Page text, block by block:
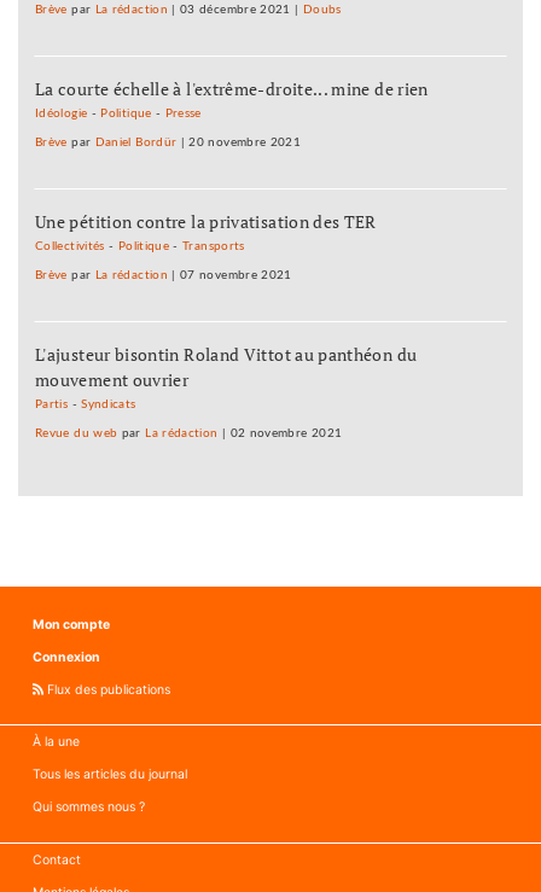
Brève par La rédaction |03 décembre 2021 Doubs
La courte échelle à l'extrême-droite... mine de rien
Idéologie - Politique - Presse
Brève par Daniel Bordür |20 novembre 2021
Une pétition contre la privatisation des TER
Collectivités - Politique -Transports
Brève par La rédaction |07 novembre 2021
L'ajusteur bisontin Roland Vittot au panthéon du
mouvement ouvrier
Partis -Syndicats
Revue du web par La rédaction 02 novembre 2021
Mon compte
Connexion
Flux des publications
À la une
Tous les articles du journal
Qui sommes nous ?
Contact